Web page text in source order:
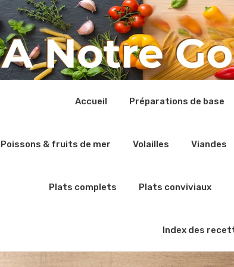
Accueil Préparations de base
Poissons & fruits de mer Volailles Viandes
Plats complets Plats conviviaux
Index des